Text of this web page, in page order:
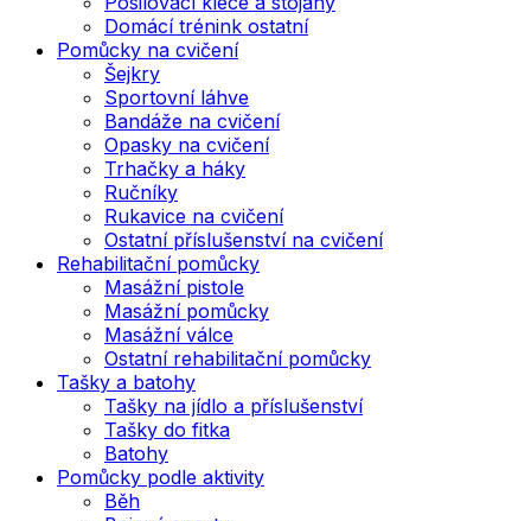
Domácí trénink ostatní
Pomůcky na cvičení
Šejkry
Sportovní láhve
Bandáže na cvičení
Opasky na cvičení
Trhačky a háky
Ručníky
Rukavice na cvičení
Ostatní příslušenství na cvičení
Rehabilitační pomůcky
Masážní pistole
Masážní pomůcky
Masážní válce
Ostatní rehabilitační pomůcky
Tašky a batohy
Tašky na jídlo a příslušenství
Tašky do fitka
Batohy
Pomůcky podle aktivity
Běh